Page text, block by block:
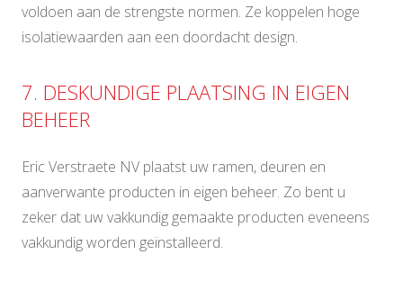
voldoen aan de strengste normen. Ze koppelen hoge
isolatiewaarden aan een doordacht design.
7. DESKUNDIGE PLAATSING IN EIGEN
BEHEER
Eric Verstraete NV plaatst uw ramen, deuren en
aanverwante producten in eigen beheer. Zo bent u
zeker dat uw vakkundig gemaakte producten eveneens
vakkundig worden geïnstalleerd.